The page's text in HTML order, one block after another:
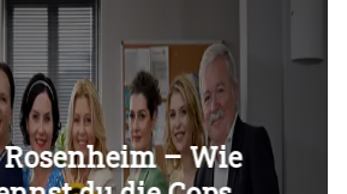
Überspringen